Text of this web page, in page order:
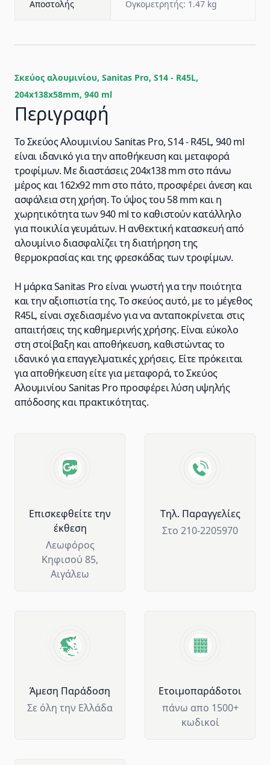
Αποστολής Ογκομετρητής: 1.47 kg
Σκεύος αλουμινίου, Sanitas Pro, S14 - R45L,
204x138x58mm, 940 ml
Περιγραφή
Το Σκεύος Aλουμινίου Sanitas Pro, S14 - R45L, 940 ml
είναι ιδανικό για την αποθήκευση και μεταφορά
τροφίμων. Με διαστάσεις 204x138 mm στο πάνω
μέρος και 162x92 mm στο πάτο, προσφέρει άνεση και
ασφάλεια στη χρήση. Το ύψος του 58 mm και η
χωρητικότητα των 940 ml το καθιστούν κατάλληλο
για ποικιλία γευμάτων. Η ανθεκτική κατασκευή από
αλουμίνιο διασφαλίζει τη διατήρηση της
θερμοκρασίας και της φρεσκάδας των τροφίμων.
Η μάρκα Sanitas Pro είναι γνωστή για την ποιότητα
και την αξιοπιστία της. Το σκεύος αυτό, με το μέγεθος
R45L, είναι σχεδιασμένο για να ανταποκρίνεται στις
απαιτήσεις της καθημερινής χρήσης. Είναι εύκολο
στη στοίβαξη και αποθήκευση, καθιστώντας το
ιδανικό για επαγγελματικές χρήσεις. Είτε πρόκειται
για αποθήκευση είτε για μεταφορά, το Σκεύος
Aλουμινίου Sanitas Pro προσφέρει λύση υψηλής
απόδοσης και πρακτικότητας.
Επισκεφθείτε την
έκθεση
Λεωφόρος
Κηφισού 85,
Αιγάλεω
Tηλ. Παραγγελίες
Στο 210-2205970
Άμεση Παράδοση
Σε όλη την Ελλάδα
Ετοιμοπαράδοτοι
πάνω απο 1500+
κωδικοί